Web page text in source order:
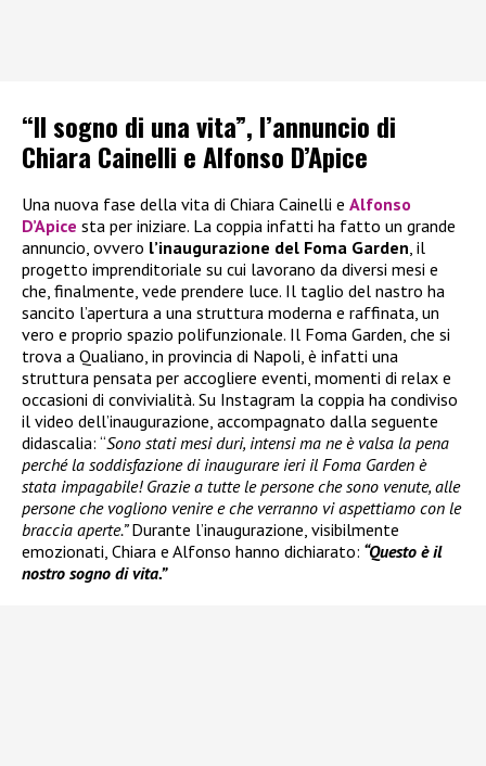
“Il sogno di una vita”, l’annuncio di
Chiara Cainelli e Alfonso D’Apice
Una nuova fase della vita di Chiara Cainelli e Alfonso
D’Apice sta per iniziare. La coppia infatti ha fatto un grande
annuncio, ovvero l’inaugurazione del Foma Garden , il
progetto imprenditoriale su cui lavorano da diversi mesi e
che, finalmente, vede prendere luce. Il taglio del nastro ha
sancito l’apertura a una struttura moderna e raffinata, un
vero e proprio spazio polifunzionale. Il Foma Garden, che si
trova a Qualiano, in provincia di Napoli, è infatti una
struttura pensata per accogliere eventi, momenti di relax e
occasioni di convivialità. Su Instagram la coppia ha condiviso
il video dell’inaugurazione, accompagnato dalla seguente
didascalia: “Sono stati mesi duri, intensi ma ne è valsa la pena
perché la soddisfazione di inaugurare ieri il Foma Garden è
stata impagabile! Grazie a tutte le persone che sono venute, alle
persone che vogliono venire e che verranno vi aspettiamo con le
braccia aperte.”Durante l’inaugurazione, visibilmente
emozionati, Chiara e Alfonso hanno dichiarato: “Questo è il
nostro sogno di vita.”